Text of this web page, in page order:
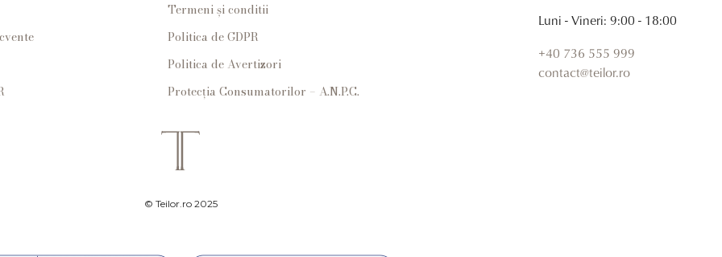
Termeni și conditii
Politica de GDPR
Politica de Avertizori
Protecția Consumatorilor – A.N.P.C.
Luni - Vineri: 9:00 - 18:00
+40 736 555 999
contact@teilor.ro
© Teilor.ro 2025